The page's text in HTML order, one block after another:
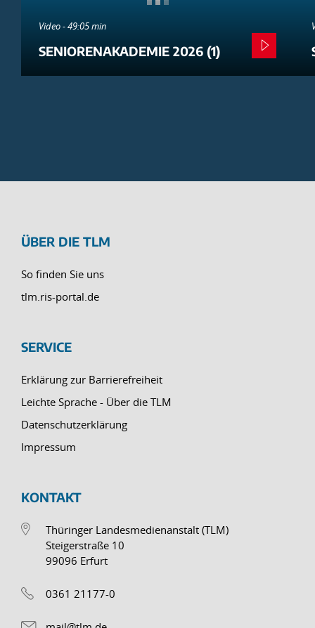
Video - 49:05 min
SENIORENAKADEMIE 2026 (1)
ÜBER DIE TLM
So finden Sie uns
tlm.ris-portal.de
SERVICE
Erklärung zur Barrierefreiheit
Leichte Sprache - Über die TLM
Datenschutzerklärung
Impressum
KONTAKT
Thüringer Landesmedienanstalt (TLM)
Steigerstraße 10
99096 Erfurt
0361 21177-0